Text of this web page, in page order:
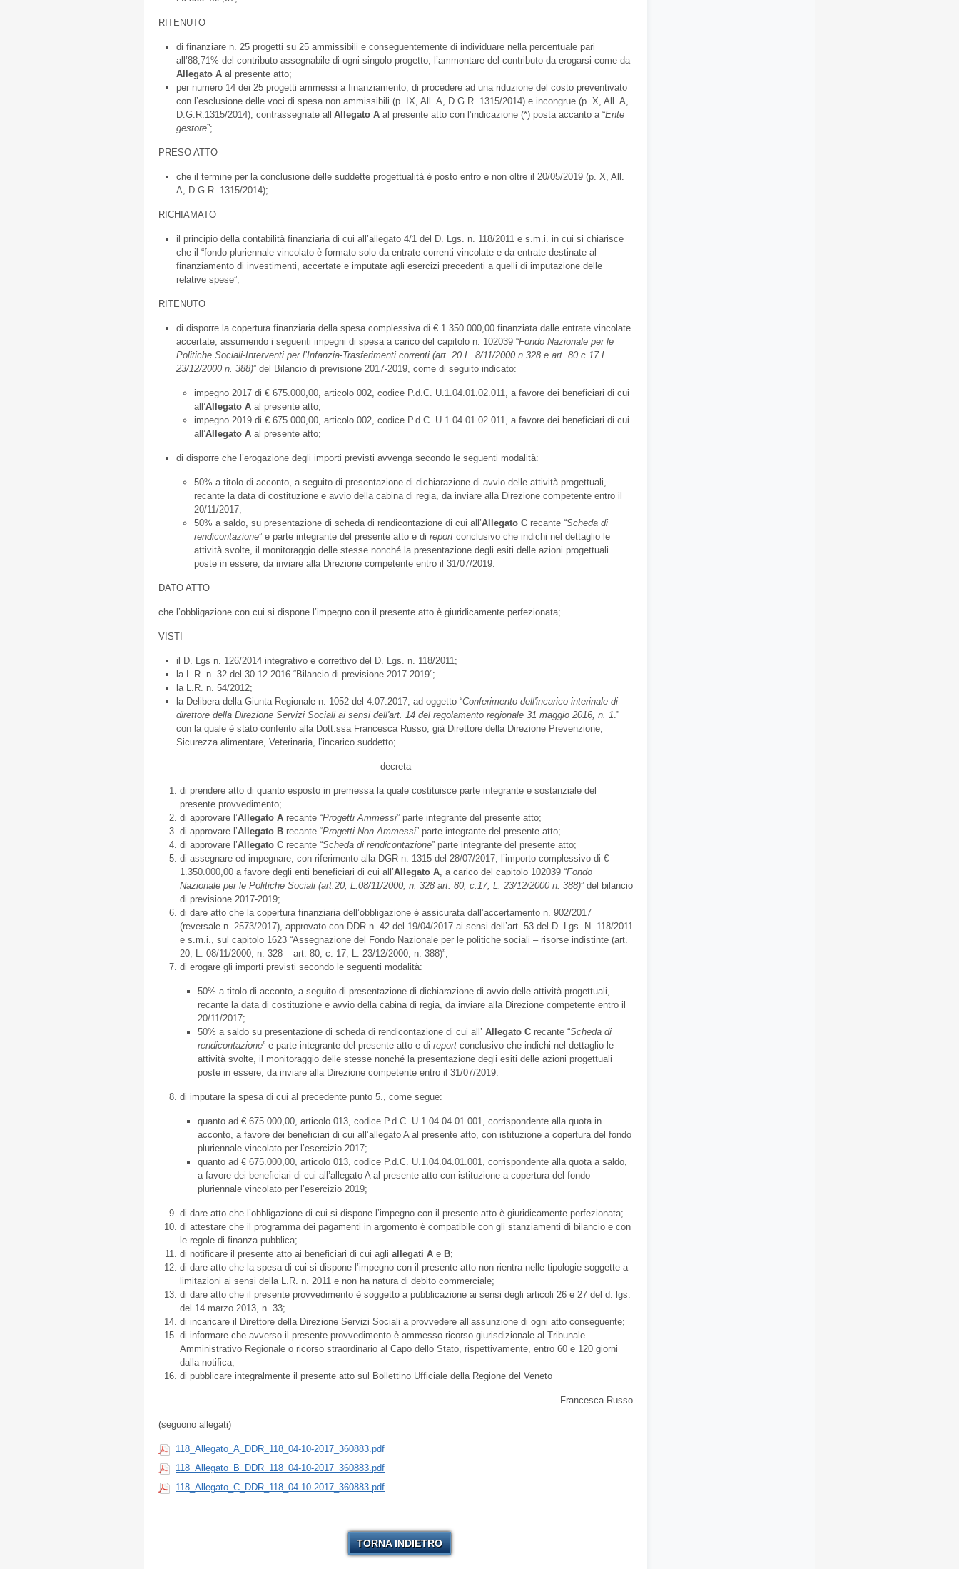
RITENUTO
di finanziare n. 25 progetti su 25 ammissibili e conseguentemente di individuare nella percentuale pari
all’88,71% del contributo assegnabile di ogni singolo progetto, l’ammontare del contributo da erogarsi come da
Allegato A al presente atto;
per numero 14 dei 25 progetti ammessi a finanziamento, di procedere ad una riduzione del costo preventivato
con l’esclusione delle voci di spesa non ammissibili (p. IX, All. A, D.G.R. 1315/2014) e incongrue (p. X, All. A,
D.G.R.1315/2014), contrassegnate all’Allegato A al presente atto con l’indicazione (*) posta accanto a “Ente
gestore”;
PRESO ATTO
che il termine per la conclusione delle suddette progettualità è posto entro e non oltre il 20/05/2019 (p. X, All.
A, D.G.R. 1315/2014);
RICHIAMATO
il principio della contabilità finanziaria di cui all’allegato 4/1 del D. Lgs. n. 118/2011 e s.m.i. in cui si chiarisce
che il “fondo pluriennale vincolato è formato solo da entrate correnti vincolate e da entrate destinate al
finanziamento di investimenti, accertate e imputate agli esercizi precedenti a quelli di imputazione delle
relative spese”;
RITENUTO
di disporre la copertura finanziaria della spesa complessiva di € 1.350.000,00 finanziata dalle entrate vincolate
accertate, assumendo i seguenti impegni di spesa a carico del capitolo n. 102039 “Fondo Nazionale per le
Politiche Sociali-Interventi per l’Infanzia-Trasferimenti correnti (art. 20 L. 8/11/2000 n.328 e art. 80 c.17 L.
23/12/2000 n. 388)” del Bilancio di previsione 2017-2019, come di seguito indicato:
impegno 2017 di € 675.000,00, articolo 002, codice P.d.C. U.1.04.01.02.011, a favore dei beneficiari di cui
all’A llegato A al presente atto;
impegno 2019 di € 675.000,00, articolo 002, codice P.d.C. U.1.04.01.02.011, a favore dei beneficiari di cui
all’A llegato A al presente atto;
di disporre che l’erogazione degli importi previsti avvenga secondo le seguenti modalità:
50% a titolo di acconto, a seguito di presentazione di dichiarazione di avvio delle attività progettuali,
recante la data di costituzione e avvio della cabina di regia, da inviare alla Direzione competente entro il
20/11/2017;
50% a saldo, su presentazione di scheda di rendicontazione di cui all’Allegato C recante “Scheda di
rendicontazione” e parte integrante del presente atto e di report conclusivo che indichi nel dettaglio le
attività svolte, il monitoraggio delle stesse nonché la presentazione degli esiti delle azioni progettuali
poste in essere, da inviare alla Direzione competente entro il 31/07/2019.
DATO ATTO
che l’obbligazione con cui si dispone l’impegno con il presente atto è giuridicamente perfezionata;
VISTI
il D. Lgs n. 126/2014 integrativo e correttivo del D. Lgs. n. 118/2011;
la L.R. n. 32 del 30.12.2016 “Bilancio di previsione 2017-2019”;
la L.R. n. 54/2012;
la Delibera della Giunta Regionale n. 1052 del 4.07.2017, ad oggetto “Conferimento dell'incarico interinale di
direttore della Direzione Servizi Sociali ai sensi dell'art. 14 del regolamento regionale 31 maggio 2016, n. 1.”
con la quale è stato conferito alla Dott.ssa Francesca Russo, già Direttore della Direzione Prevenzione,
Sicurezza alimentare, Veterinaria, l’incarico suddetto;
decreta
di prendere atto di quanto esposto in premessa la quale costituisce parte integrante e sostanziale del
presente provvedimento;
di approvare l’Allegato A recante “Progetti Ammessi” parte integrante del presente atto;
di approvare l’Allegato B recante “Progetti Non Ammessi” parte integrante del presente atto;
di approvare l’Allegato C recante “Scheda di rendicontazione” parte integrante del presente atto;
di assegnare ed impegnare, con riferimento alla DGR n. 1315 del 28/07/2017, l’importo complessivo di €
1.350.000,00 a favore degli enti beneficiari di cui all’Allegato A, a carico del capitolo 102039 “Fondo
Nazionale per le Politiche Sociali (art.20, L.08/11/2000, n. 328 art. 80, c.17, L. 23/12/2000 n. 388)” del bilancio
di previsione 2017-2019;
di dare atto che la copertura finanziaria dell’obbligazione è assicurata dall’accertamento n. 902/2017
(reversale n. 2573/2017), approvato con DDR n. 42 del 19/04/2017 ai sensi dell’art. 53 del D. Lgs. N. 118/2011
e s.m.i., sul capitolo 1623 “Assegnazione del Fondo Nazionale per le politiche sociali – risorse indistinte (art.
20, L. 08/11/2000, n. 328 – art. 80, c. 17, L. 23/12/2000, n. 388)”,
di erogare gli importi previsti secondo le seguenti modalità:
50% a titolo di acconto, a seguito di presentazione di dichiarazione di avvio delle attività progettuali,
recante la data di costituzione e avvio della cabina di regia, da inviare alla Direzione competente entro il
20/11/2017;
50% a saldo su presentazione di scheda di rendicontazione di cui all’ Allegato C recante “Scheda di
rendicontazione” e parte integrante del presente atto e di report conclusivo che indichi nel dettaglio le
attività svolte, il monitoraggio delle stesse nonché la presentazione degli esiti delle azioni progettuali
poste in essere, da inviare alla Direzione competente entro il 31/07/2019.
di imputare la spesa di cui al precedente punto 5., come segue:
quanto ad € 675.000,00, articolo 013, codice P.d.C. U.1.04.04.01.001, corrispondente alla quota in
acconto, a favore dei beneficiari di cui all’allegato A al presente atto, con istituzione a copertura del fondo
pluriennale vincolato per l’esercizio 2017;
quanto ad € 675.000,00, articolo 013, codice P.d.C. U.1.04.04.01.001, corrispondente alla quota a saldo,
a favore dei beneficiari di cui all’allegato A al presente atto con istituzione a copertura del fondo
pluriennale vincolato per l’esercizio 2019;
di dare atto che l’obbligazione di cui si dispone l’impegno con il presente atto è giuridicamente perfezionata;
di attestare che il programma dei pagamenti in argomento è compatibile con gli stanziamenti di bilancio e con
le regole di finanza pubblica;
di notificare il presente atto ai beneficiari di cui agli allegati A e B;
di dare atto che la spesa di cui si dispone l’impegno con il presente atto non rientra nelle tipologie soggette a
limitazioni ai sensi della L.R. n. 2011 e non ha natura di debito commerciale;
di dare atto che il presente provvedimento è soggetto a pubblicazione ai sensi degli articoli 26 e 27 del d. lgs.
del 14 marzo 2013, n. 33;
di incaricare il Direttore della Direzione Servizi Sociali a provvedere all’assunzione di ogni atto conseguente;
di informare che avverso il presente provvedimento è ammesso ricorso giurisdizionale al Tribunale
Amministrativo Regionale o ricorso straordinario al Capo dello Stato, rispettivamente, entro 60 e 120 giorni
dalla notifica;
di pubblicare integralmente il presente atto sul Bollettino Ufficiale della Regione del Veneto
Francesca Russo
(seguono allegati)
118_Allegato_A_DDR_118_04-10-2017_360883.pdf
118_Allegato_B_DDR_118_04-10-2017_360883.pdf
118_Allegato_C_DDR_118_04-10-2017_360883.pdf
TORNA INDIETRO